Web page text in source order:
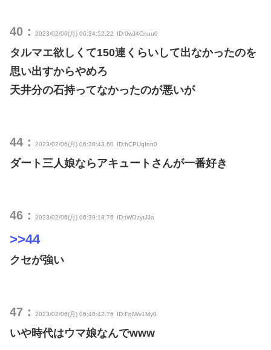
40： 2023/02/06(月) 06:34:52.22 ID:0wJ4Cnuu0
タルマエ欲しくて150連くらいして出なかったのを
思い出すからやめろ
天井分の石持ってなかったのが悪いが
44： 2023/02/06(月) 06:38:43.60 ID:hCPUqInn0
ダート三人娘ならアキュートさんが一番好き
46： 2023/02/06(月) 06:39:18.76 ID:tWOzytJJa
>>44
クセが強い
47： 2023/02/06(月) 06:40:42.76 ID:FdlWv1My0
いや時代はウマ娘なんでwww